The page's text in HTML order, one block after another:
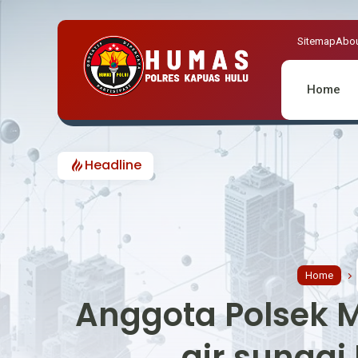
Sitemap
Home
Headline
Home
Anggota Polsek